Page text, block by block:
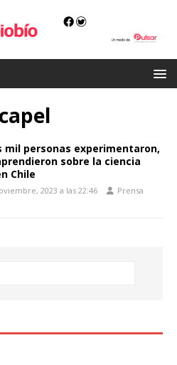
mil personas experimentaron,
sobre la ciencia
Chile
2023 a las 22:46 Prensa